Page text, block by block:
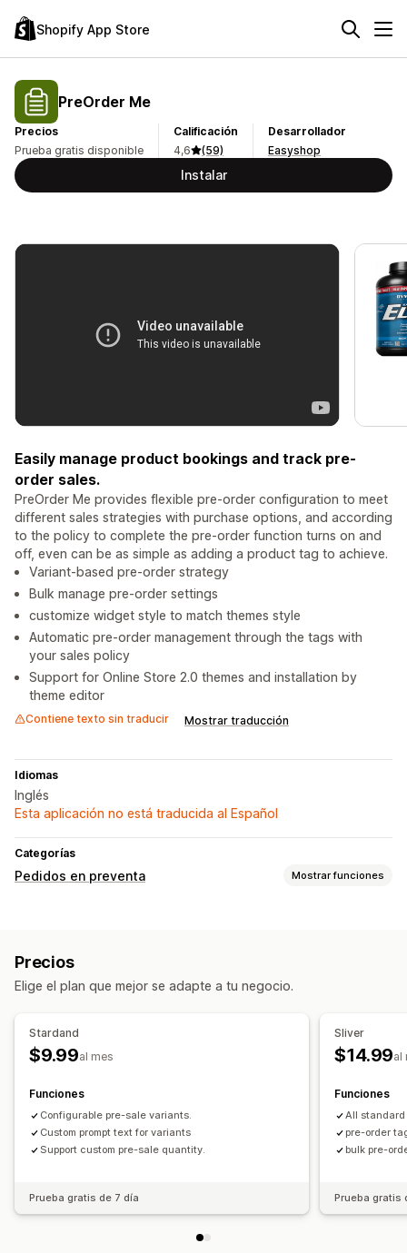
Shopify App Store
PreOrder Me
Precios
Prueba gratis disponible
Calificación
4,6
(59)
Desarrollador
Easyshop
Instalar
Easily manage product bookings and track pre-
order sales.
PreOrder Me provides flexible pre-order configuration to meet
different sales strategies with purchase options, and according
to the policy to complete the pre-order function turns on and
off, even can be as simple as adding a product tag to achieve.
Variant-based pre-order strategy
Bulk manage pre-order settings
customize widget style to match themes style
Automatic pre-order management through the tags with
your sales policy
Support for Online Store 2.0 themes and installation by
theme editor
Contiene texto sin traducir Mostrar traducción
Idiomas
Inglés
Esta aplicación no está traducida al Español
Categorías
Pedidos en preventa Mostrar funciones
Opciones de pago
Depósitos
Precios
Elige el plan que mejor se adapte a tu negocio.
Stardand
$9.99al mes
Funciones
Configurable pre-sale variants.
Custom prompt text for variants
Support custom pre-sale quantity.
Prueba gratis de 7 día
Sliver
$14.99al
Funciones
All
pre-order
bulk pre-
Prueba gratis